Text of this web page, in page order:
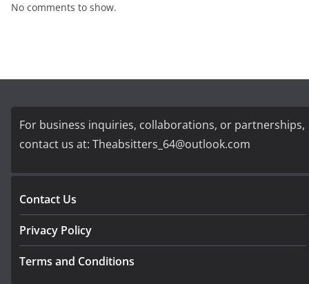
No comments to show.
For business inquiries, collaborations, or partnerships,
contact us at: Theabsitters_64@outlook.com
Contact Us
Privacy Policy
Terms and Conditions